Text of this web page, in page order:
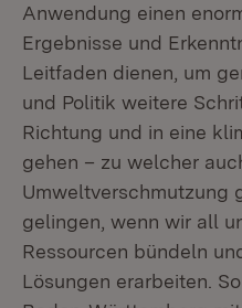
Anwendung einen
Ergebnisse und
Leitfaden dienen, um
und Politik weitere
Richtung und in eine
gehen – zu welcher
Umweltverschmutzung
gelingen, wenn wir all
Ressourcen bündeln
Lösungen erarbeiten.